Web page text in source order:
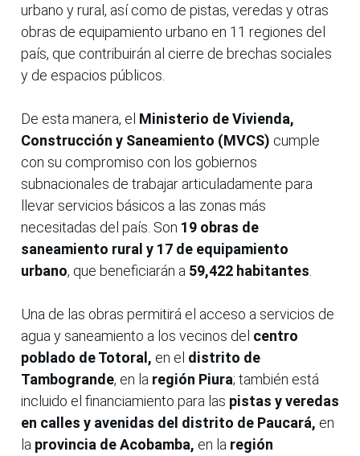
urbano y rural, así como de pistas, veredas y otras
obras de equipamiento urbano en 11 regiones del
país, que contribuirán al cierre de brechas sociales
y de espacios públicos.
De esta manera, el Ministerio de Vivienda,
Construcción y Saneamiento (MVCS) cumple
con su compromiso con los gobiernos
subnacionales de trabajar articuladamente para
llevar servicios básicos a las zonas más
necesitadas del país. Son 19 obras de
saneamiento rural y 17 de equipamiento
urbano, que beneficiarán a 59,422 habitantes
Una de las obras permitirá el acceso a servicios de
agua y saneamiento a los vecinos del centro
poblado de Totoral, en el distrito de
Tambogrande, en la región Piura; también está
incluido el financiamiento para las pistas y veredas
en calles y avenidas del distrito de Paucará, en
la provincia de Acobamba, en la región